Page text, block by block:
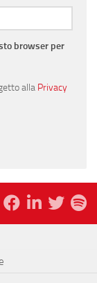
browser per
alla Privacy